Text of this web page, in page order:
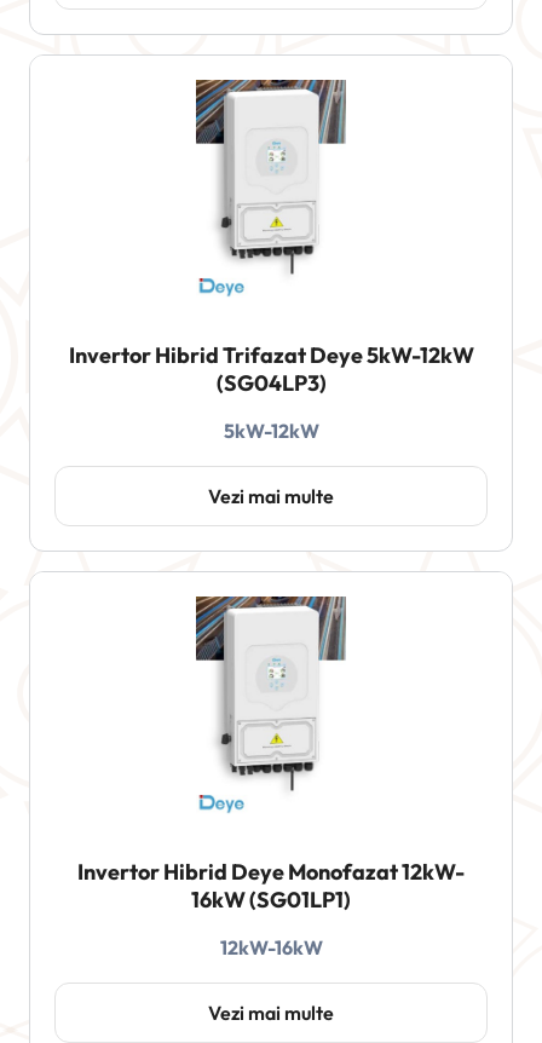
Invertor Hibrid Trifazat Deye 5kW-12kW
(SG04LP3)
5kW-12kW
Vezi mai multe
Invertor Hibrid Deye Monofazat 12kW-
16kW (SG01LP1)
12kW-16kW
Vezi mai multe